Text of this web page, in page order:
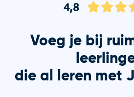
4,8
Voeg je bij
die al leren met